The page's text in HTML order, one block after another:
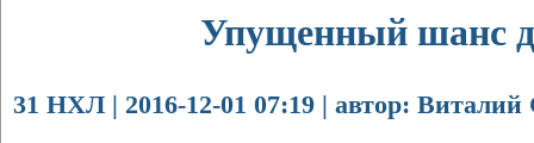
Упущенный шанс
31 НХЛ | 2016-12-01 07:19 | автор: Виталий